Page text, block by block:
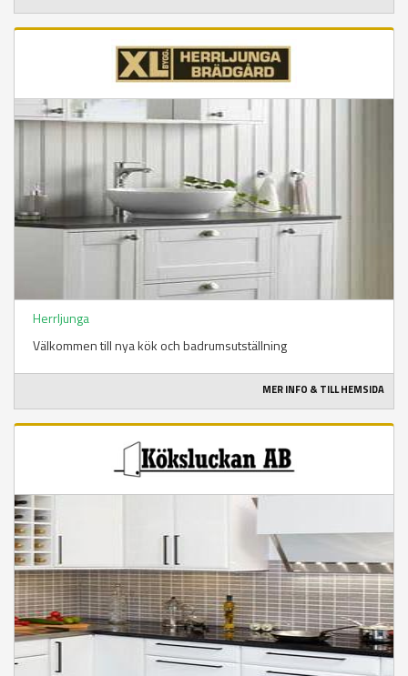
Herrljunga
Välkommen till nya kök och badrumsutställning
MER INFO & TILL HEMSIDA